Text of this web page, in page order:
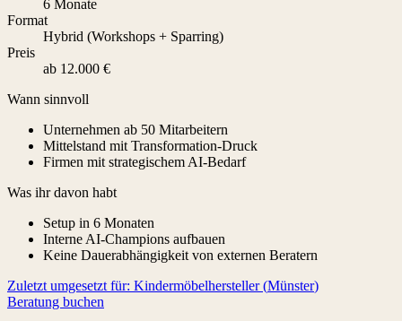
6 Monate
Format
Hybrid (Workshops + Sparring)
Preis
ab 12.000 €
Wann sinnvoll
Unternehmen ab 50 Mitarbeitern
Mittelstand mit Transformation-Druck
Firmen mit strategischem AI-Bedarf
Was ihr davon habt
Setup in 6 Monaten
Interne AI-Champions aufbauen
Keine Dauerabhängigkeit von externen Beratern
Zuletzt umgesetzt für: Kindermöbelhersteller(Münster)
Beratung buchen